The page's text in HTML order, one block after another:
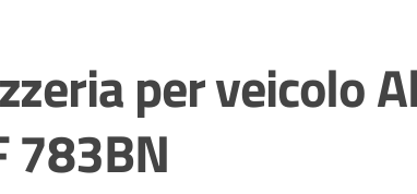
per veicolo
783BN